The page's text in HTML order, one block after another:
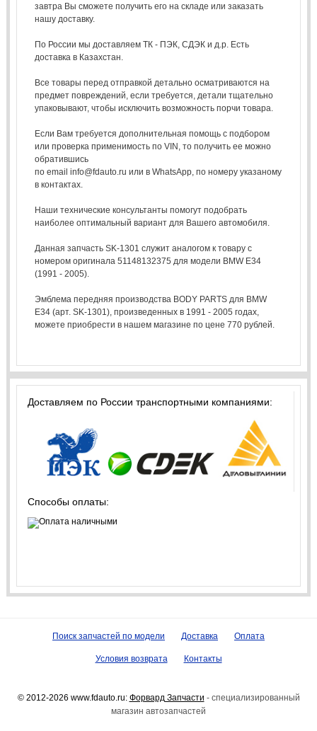
завтра Вы сможете получить его на складе или заказать
нашу доставку.
По России мы доставляем ТК - ПЭК, СДЭК и д.р. Есть
доставка в Казахстан.
Все товары перед отправкой детально осматриваются на
предмет повреждений, если требуется, детали тщательно
упаковывают, чтобы исключить возможность порчи товара.
Если Вам требуется дополнительная помощь с подбором
или проверка применимость по VIN, то получить ее можно
обратившись
по email info@fdauto.ru или в WhatsApp, по номеру указаному
в контактах.
Наши технические консультанты помогут подобрать
наиболее оптимальный вариант для Вашего автомобиля.
Данная запчасть SK-1301 служит аналогом к товару с
номером оригинала 51148132375 для модели BMW E34
(1991 - 2005).
Эмблема передняя производства BODY PARTS для BMW
E34 (арт. SK-1301), произведенных в 1991 - 2005 годах,
можете приобрести в нашем магазине по цене 770 рублей.
Доставляем по России транспортными компаниями:
Способы оплаты:
Поиск запчастей по модели Доставка Оплата
Условия возврата Контакты
© 2012-2026 www.fdauto.ru: Форвард Запчасти - специализированный
магазин автозапчастей